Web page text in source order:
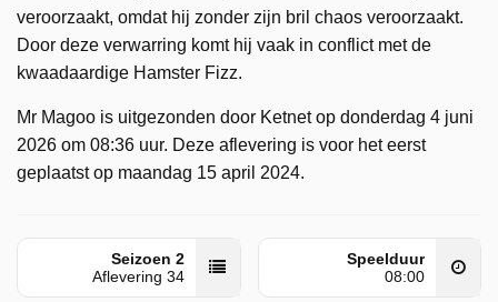
veroorzaakt, omdat hij zonder zijn bril chaos veroorzaakt.
Door deze verwarring komt hij vaak in conflict met de
kwaadaardige Hamster Fizz.
Mr Magoo is uitgezonden door Ketnet op donderdag 4 juni
2026 om 08:36 uur. Deze aflevering is voor het eerst
geplaatst op maandag 15 april 2024.
Seizoen 2
Aflevering 34
Speelduur
08:00